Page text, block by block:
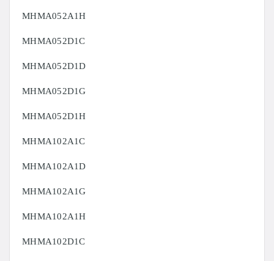
MHMA052A1H
MHMA052D1C
MHMA052D1D
MHMA052D1G
MHMA052D1H
MHMA102A1C
MHMA102A1D
MHMA102A1G
MHMA102A1H
MHMA102D1C